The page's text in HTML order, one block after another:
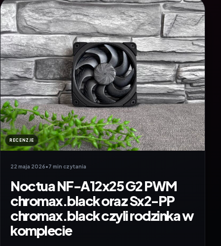
RECENZJE
22 maja 2026•7 min czytania
Noctua NF-A12x25 G2 PWM
chromax.black oraz Sx2-PP
chromax.black czyli rodzinka w
komplecie